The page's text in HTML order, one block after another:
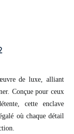
de luxe, alliant
Conçue pour ceux
cette enclave
où chaque détail